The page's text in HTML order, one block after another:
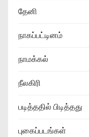
தேனி
நாகப்பட்டினம்
நாமக்கல்
நீலகிரி
படித்ததில் பிடித்தது
புகைப்படங்கள்